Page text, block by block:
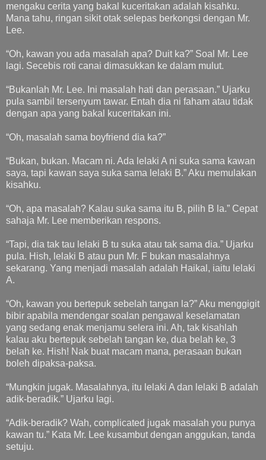
mengaku cerita yang bakal kuceritakan adalah kisahku.
Mana tahu, ringan sikit otak selepas berkongsi dengan Mr.
Lee.
“Oh, kawan you ada masalah apa? Duit ka?” Soal Mr. Lee
lagi. Secebis roti canai dimasukkan ke dalam mulut.
“Bukanlah Mr. Lee. Ini masalah hati dan perasaan.” Ujarku
pula sambil tersenyum tawar. Entah dia ni faham atau tidak
dengan apa yang bakal kuceritakan ini.
“Oh, masalah sama boyfriend dia ka?”
“Bukan, bukan. Macam ni. Ada lelaki A ni suka sama kawan
saya, tapi kawan saya suka sama lelaki B.” Aku memulakan
kisahku.
“Oh, apa masalah? Kalau suka sama itu B, pilih B la.” Cepat
sahaja Mr. Lee memberikan respons.
“Tapi, dia tak tau lelaki B tu suka atau tak sama dia.” Ujarku
pula. Hish, lelaki B atau pun Mr. F bukan masalahnya
sekarang. Yang menjadi masalah adalah Haikal, iaitu lelaki
A.
“Oh, kawan you bertepuk sebelah tangan la?” Aku menggigit
bibir apabila mendengar soalan pengawal keselamatan
yang sedang enak menjamu selera ini. Ah, tak kisahlah
kalau aku bertepuk sebelah tangan ke, dua belah ke, 3
belah ke. Hish! Nak buat macam mana, perasaan bukan
boleh dipaksa-paksa.
“Mungkin jugak. Masalahnya, itu lelaki A dan lelaki B adalah
adik-beradik.” Ujarku lagi.
“Adik-beradik? Wah, complicated jugak masalah you punya
kawan tu.” Kata Mr. Lee kusambut dengan anggukan, tanda
setuju.